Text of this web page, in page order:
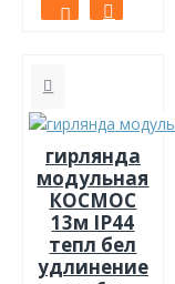
гирлянда
модульная
КОСМОС
13м IP44
тепл бел
удлинение